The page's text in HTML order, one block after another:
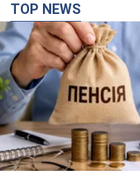
TOP NEWS